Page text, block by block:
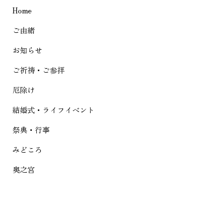
ー
シ
ョ
ン
Home
ご由緒
お知らせ
ご祈祷・ご参拝
厄除け
結婚式・ライフイベント
祭典・行事
みどころ
奥之宮